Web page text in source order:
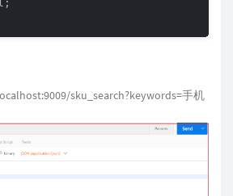
sku_search?keywords=手机